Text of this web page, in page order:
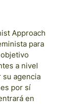
Approach
para
a nivel
agencia
por sí
en